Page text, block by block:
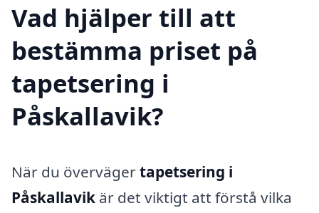
Vad hjälper till att
bestämma priset på
tapetsering i
Påskallavik?
När du övervägertapetsering i
Påskallavik är det viktigt att förstå vilka